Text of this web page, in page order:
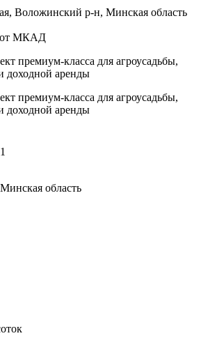
Воложинский р-н, Минская область
МКАД
премиум-класса для агроусадьбы,
доходной аренды
премиум-класса для агроусадьбы,
доходной аренды
область